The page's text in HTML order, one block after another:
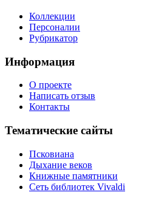
Коллекции
Персоналии
Рубрикатор
Информация
О проекте
Написать отзыв
Контакты
Тематические сайты
Псковиана
Дыхание веков
Книжные памятники
Сеть библиотек Vivaldi